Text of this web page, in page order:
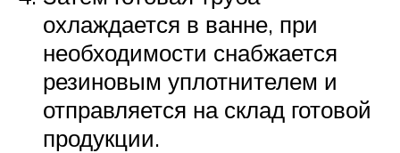
охлаждается в ванне, при
необходимости снабжается
резиновым уплотнителем и
отправляется на склад готовой
продукции.